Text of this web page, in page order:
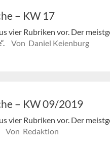
– KW 17
vier Rubriken vor. Der
Von Daniel Keienburg
– KW 09/2019
vier Rubriken vor. Der
Von Redaktion